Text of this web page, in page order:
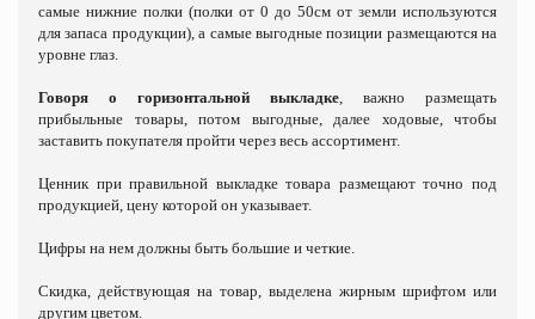
самые нижние полки (полки от 0 до 50см от земли используются
для запаса продукции), а самые выгодные позиции размещаются на
уровне глаз.
Говоря о горизонтальной выкладке , важно размещать
прибыльные товары, потом выгодные, далее ходовые, чтобы
заставить покупателя пройти через весь ассортимент.
Ценник при правильной выкладке товара размещают точно под
продукцией, цену которой он указывает.
Цифры на нем должны быть большие и четкие.
Скидка, действующая на товар, выделена жирным шрифтом или
другим цветом.